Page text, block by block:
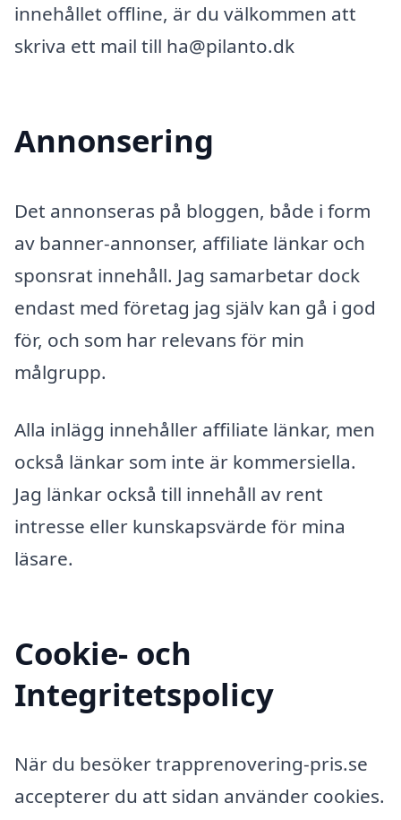
innehållet offline, är du välkommen att
skriva ett mail till ha@pilanto.dk
Annonsering
Det annonseras på bloggen, både i form
av banner-annonser, affiliate länkar och
sponsrat innehåll. Jag samarbetar dock
endast med företag jag själv kan gå i god
för, och som har relevans för min
målgrupp.
Alla inlägg innehåller affiliate länkar, men
också länkar som inte är kommersiella.
Jag länkar också till innehåll av rent
intresse eller kunskapsvärde för mina
läsare.
Cookie- och
Integritetspolicy
När du besöker trapprenovering-pris.se
accepterer du att sidan använder cookies.